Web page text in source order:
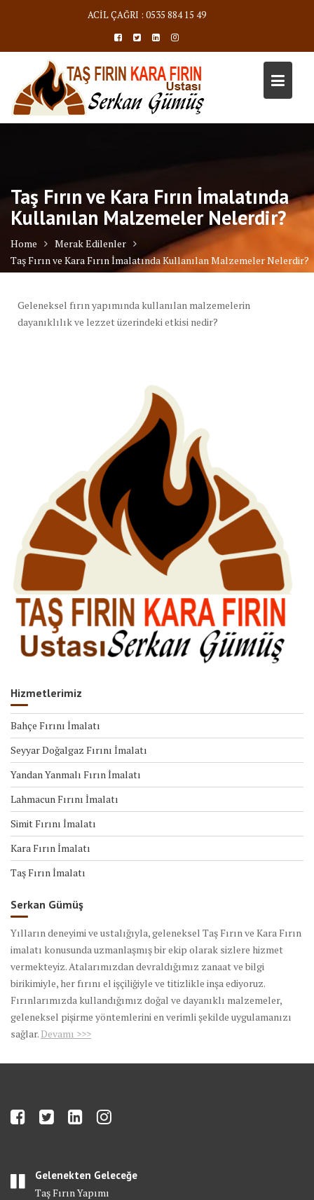
ACİL ÇAĞRI : 0535 884 15 49
Taş Fırın ve Kara Fırın İmalatında
Kullanılan Malzemeler Nelerdir?
Home
Merak Edilenler
Taş Fırın ve Kara Fırın İmalatında Kullanılan Malzemeler Nelerdir?
Geleneksel fırın yapımında kullanılan malzemelerin
dayanıklılık ve lezzet üzerindeki etkisi nedir?
Hizmetlerimiz
Bahçe Fırını İmalatı
Seyyar Doğalgaz Fırını İmalatı
Yandan Yanmalı Fırın İmalatı
Lahmacun Fırını İmalatı
Simit Fırını İmalatı
Kara Fırın İmalatı
Taş Fırın İmalatı
Serkan Gümüş
Yılların deneyimi ve ustalığıyla, geleneksel Taş Fırın ve Kara Fırın
imalatı konusunda uzmanlaşmış bir ekip olarak sizlere hizmet
vermekteyiz. Atalarımızdan devraldığımız zanaat ve bilgi
birikimiyle, her fırını el işçiliğiyle ve titizlikle inşa ediyoruz.
Fırınlarımızda kullandığımız doğal ve dayanıklı malzemeler,
geleneksel pişirme yöntemlerini en verimli şekilde uygulamanızı
sağlar. Devamı >>>
Gelenekten Geleceğe
Taş Fırın Yapımı